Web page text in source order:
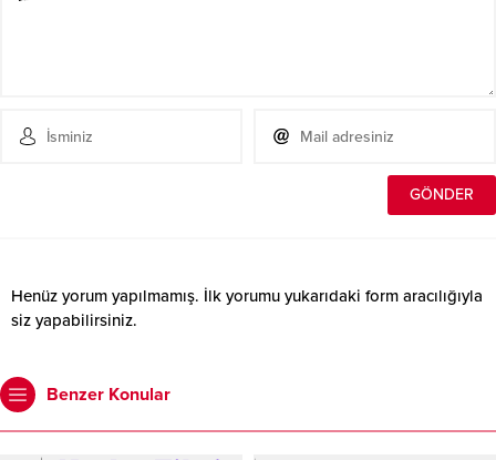
Henüz yorum yapılmamış. İlk yorumu yukarıdaki form aracılığıyla
siz yapabilirsiniz.
Benzer Konular